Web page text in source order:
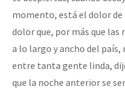
momento, está el dolor de
dolor que, por más que las
a lo largo y ancho del país,
entre tanta gente linda,
que la noche anterior se